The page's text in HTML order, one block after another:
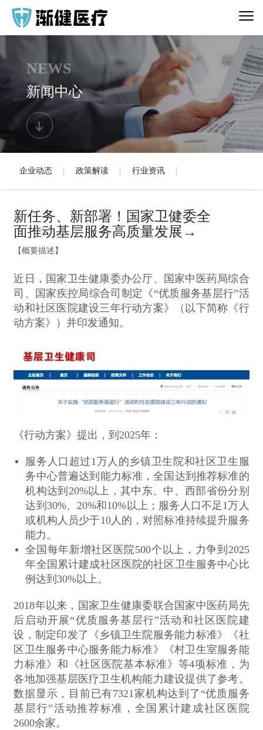
NEWS
新闻中心
企业动态 政策解读 行业资讯
新任务、新部署！国家卫健委全
面推动基层服务高质量发展→
【概要描述】
近日，国家卫生健康委办公厅、国家中医药局综合
司、国家疾控局综合司制定《“优质服务基层行”活
动和社区医院建设三年行动方案》（以下简称《行
动方案》）并印发通知。
《行动方案》提出，到2025年：
服务人口超过1万人的乡镇卫生院和社区卫生服
务中心普遍达到能力标准，全国达到推荐标准的
机构达到20%以上，其中东、中、西部省份分别
达到30%、20%和10%以上；服务人口不足1万人
或机构人员少于10人的，对照标准持续提升服务
能力。
全国每年新增社区医院500个以上，力争到2025
年全国累计建成社区医院的社区卫生服务中心比
例达到30%以上。
2018年以来，国家卫生健康委联合国家中医药局先
后启动开展“优质服务基层行”活动和社区医院建
设，制定印发了《乡镇卫生院服务能力标准》《社
区卫生服务中心服务能力标准》《村卫生室服务能
力标准》和《社区医院基本标准》等4项标准，为
各地加强基层医疗卫生机构能力建设提供了参考。
数据显示，目前已有7321家机构达到了“优质服务
基层行”活动推荐标准，全国累计建成社区医院
2600余家。